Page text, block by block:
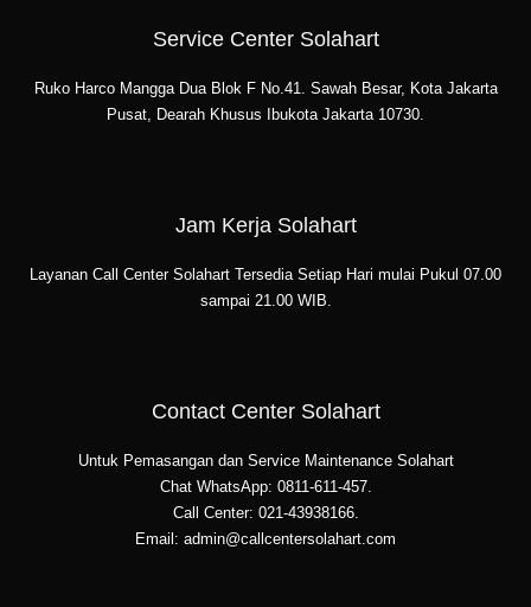
Service Center Solahart
Ruko Harco Mangga Dua Blok F No.41. Sawah Besar, Kota Jakarta
Pusat, Dearah Khusus Ibukota Jakarta 10730.
Jam Kerja Solahart
Layanan Call Center Solahart Tersedia Setiap Hari mulai Pukul 07.00
sampai 21.00 WIB.
Contact Center Solahart
Untuk Pemasangan dan Service Maintenance Solahart
Chat WhatsApp: 0811-611-457.
Call Center: 021-43938166.
Email: admin@callcentersolahart.com